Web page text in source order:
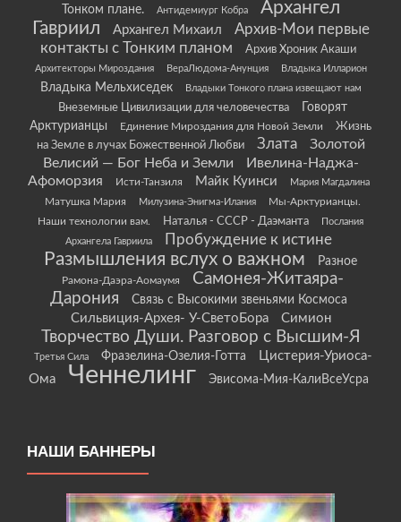
Тонком плане.
Антидемиург Кобра
Архангел
Гавриил
Архангел Михаил
Архив-Мои первые
контакты с Тонким планом
Архив Хроник Акаши
Архитекторы Мироздания ВераЛюдома-Анунция Владыка Илларион
Владыка Мельхиседек Владыки Тонкого плана извещают нам
Внеземные Цивилизации для человечества
Говорят
Арктурианцы
Единение Мироздания для Новой Земли
Жизнь
на Земле в лучах Божественной Любви
Злата
Золотой
Велисий — Бог Неба и Земли
Ивелина-Наджа-
Афоморзия
Исти-Танзиля Майк Куинси Мария Магдалина
Матушка Мария Милузина-Энигма-Илания
Мы-Арктурианцы.
Наши технологии вам.
Наталья - СССР - Даэманта
Послания
Архангела Гавриила
Пробуждение к истине
Размышления вслух о важном Разное
Рамона-Даэра-Аомаумя
Самонея-Житаяра-
Дарония
Связь с Высокими звеньями Космоса
Сильвиция-Архея- У-СветоБора Симион
Творчество Души. Разговор с Высшим-Я
Третья Сила Фразелина-Озелия-Готта
Цистерия-Уриоса-
Ома
Ченнелинг Эвисома-Мия-КалиВсеУсра
НАШИ БАННЕРЫ